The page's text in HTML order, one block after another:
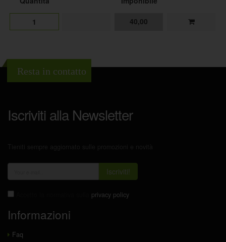
1 40,00
Resta in contatto
Iscriviti alla Newsletter
Iscriviti!
privacy policy
Informazioni
Faq